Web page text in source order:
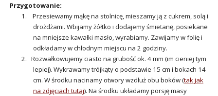
Przygotowanie:
1. Przesiewamy mąkę na stolnicę, mieszamy ją z cukrem, solą i
drożdżami. Wbijamy żółtko i dodajemy śmietanę, posiekane
na mniejsze kawałki masło, wyrabiamy. Zawijamy w folię i
odkładamy w chłodnym miejscu na 2 godziny.
2. Rozwałkowujemy ciasto na grubość ok. 4 mm (im cieniej tym
lepiej). Wykrawamy trójkąty o podstawie 15 cm i bokach 14
cm. W środku nacinamy otwory wzdłuż obu boków (tak jak
na zdjęciach tutaj). Na środku układamy porsję masy